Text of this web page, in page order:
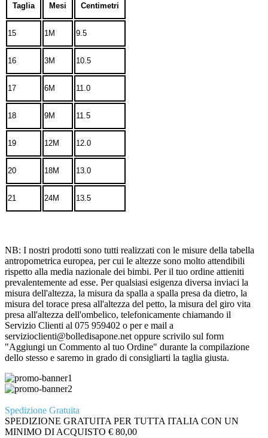
Taglia Mesi Centimetri
15 1M 9.5
16 3M 10.5
17 6M 11.0
18 9M 11.5
19 12M 12.0
20 18M 13.0
21 24M 13.5
NB: I nostri prodotti sono tutti realizzati con le misure della tabella
antropometrica europea, per cui le altezze sono molto attendibili
rispetto alla media nazionale dei bimbi. Per il tuo ordine attieniti
prevalentemente ad esse. Per qualsiasi esigenza diversa inviaci la
misura dell'altezza, la misura da spalla a spalla presa da dietro, la
misura del torace presa all'altezza del petto, la misura del giro vita
presa all'altezza dell'ombelico, telefonicamente chiamando il
Servizio Clienti al 075 959402 o per e mail a
servizioclienti@bolledisapone.net oppure scrivilo sul form
"Aggiungi un Commento al tuo Ordine" durante la compilazione
dello stesso e saremo in grado di consigliarti la taglia giusta.
Spedizione Gratuita
SPEDIZIONE GRATUITA PER TUTTA ITALIA CON UN
MINIMO DI ACQUISTO € 80,00